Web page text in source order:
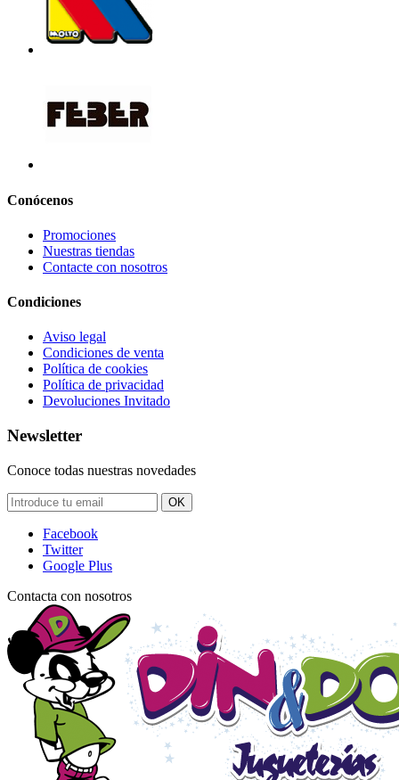
Conócenos
Promociones
Nuestras tiendas
Contacte con nosotros
Condiciones
Aviso legal
Condiciones de venta
Política de cookies
Política de privacidad
Devoluciones Invitado
Newsletter
Conoce todas nuestras novedades
OK
Facebook
Twitter
Google Plus
Contacta con nosotros